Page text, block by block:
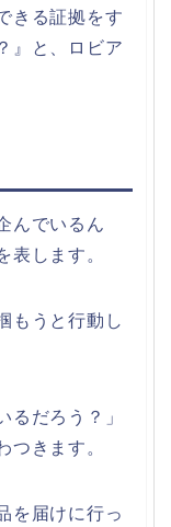
きる証拠をす
』と、ロビア
んでいるん
表します。
もうと行動し
るだろう？」
つきます。
を届けに行っ